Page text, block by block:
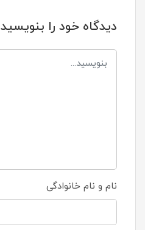
دیدگاه خود را بنویسید
نام و نام خانوادگی